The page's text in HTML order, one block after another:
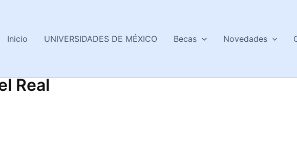
Inicio UNIVERSIDADES DE MÉXICO Becas Novedades
Real